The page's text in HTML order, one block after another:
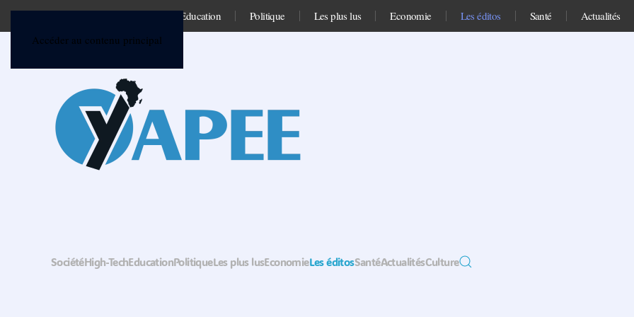
Accéder au contenu principal
Education Politique Les plus lus Economie Les éditos Santé Actualités
SociétéHigh-TechEducationPolitiqueLes plus lusEconomieLes éditosSantéActualitésCulture